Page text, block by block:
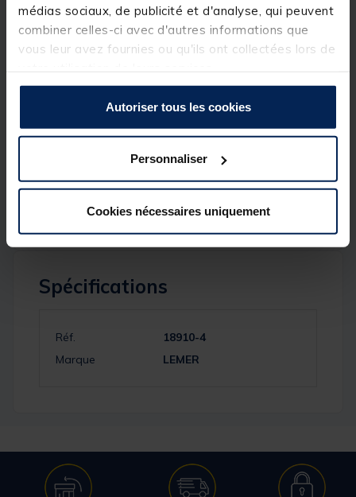
médias sociaux, de publicité et d'analyse, qui peuvent
combiner celles-ci avec d'autres informations que
vous leur avez fournies ou qu'ils ont collectées lors de
Autoriser tous les cookies
Personnaliser
Cookies nécessaires uniquement
Description Spécifications
Description & détails
Description
Ce plomb doit être placé devant votre poisson mort
(vairon,...). Avec les différents poids proposé vous
pourrez adapter le poids en fonction du coup à
Spécifications
Réf.
18910-4
Marque
LEMER